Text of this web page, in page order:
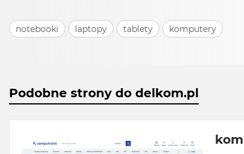
notebooki laptopy tablety komputery
Podobne strony do delkom.pl